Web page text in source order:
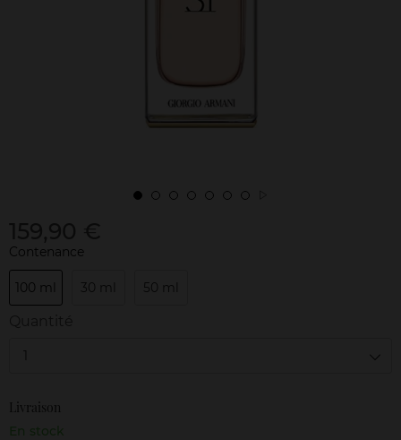
Contenance
100 ml 30 ml 50 ml
1
Livraison
En stock